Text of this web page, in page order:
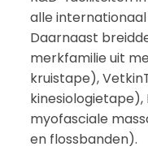
alle
Daarnaast
merkfamilie uit
kruistape),
kinesiologietape),
myofasciale
en flossbanden).